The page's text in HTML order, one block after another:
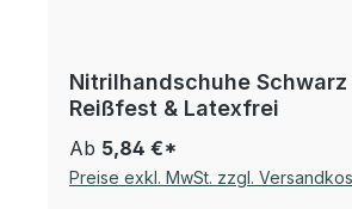
Nitrilhandschuhe Schwarz
Reißfest & Latexfrei
Ab 5,84 €*
Preise exkl. MwSt. zzgl.